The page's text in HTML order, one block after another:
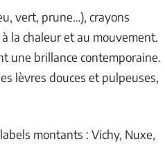
vert, prune…), crayons
la chaleur et au mouvement.
une brillance contemporaine.
lèvres douces et pulpeuses,
montants : Vichy, Nuxe,